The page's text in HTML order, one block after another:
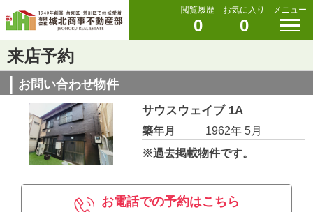
閲覧履歴
0
お気に入り
0
メニュー
来店予約
お問い合わせ物件
サウスウェイブ 1A
築年月
1962年 5月
※過去掲載物件です。
お電話での予約はこちら